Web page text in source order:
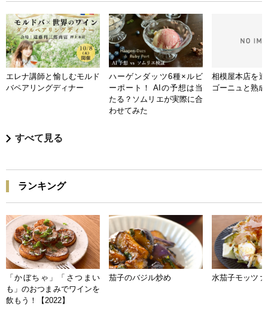
エレナ講師と愉しむモルド
バペアリングディナー
ハーゲンダッツ6種×ルビ
ーポート！ AIの予想は当
たる？ソムリエが実際に合
わせてみた
相模屋本店を
ゴーニュと熟
すべて見る
ランキング
「かぼちゃ」「さつまい
も」のおつまみでワインを
飲もう！【2022】
茄子のバジル炒め 水茄子モッツァ